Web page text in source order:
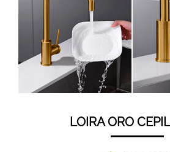
LOIRA ORO